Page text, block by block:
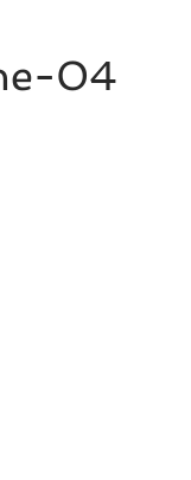
04